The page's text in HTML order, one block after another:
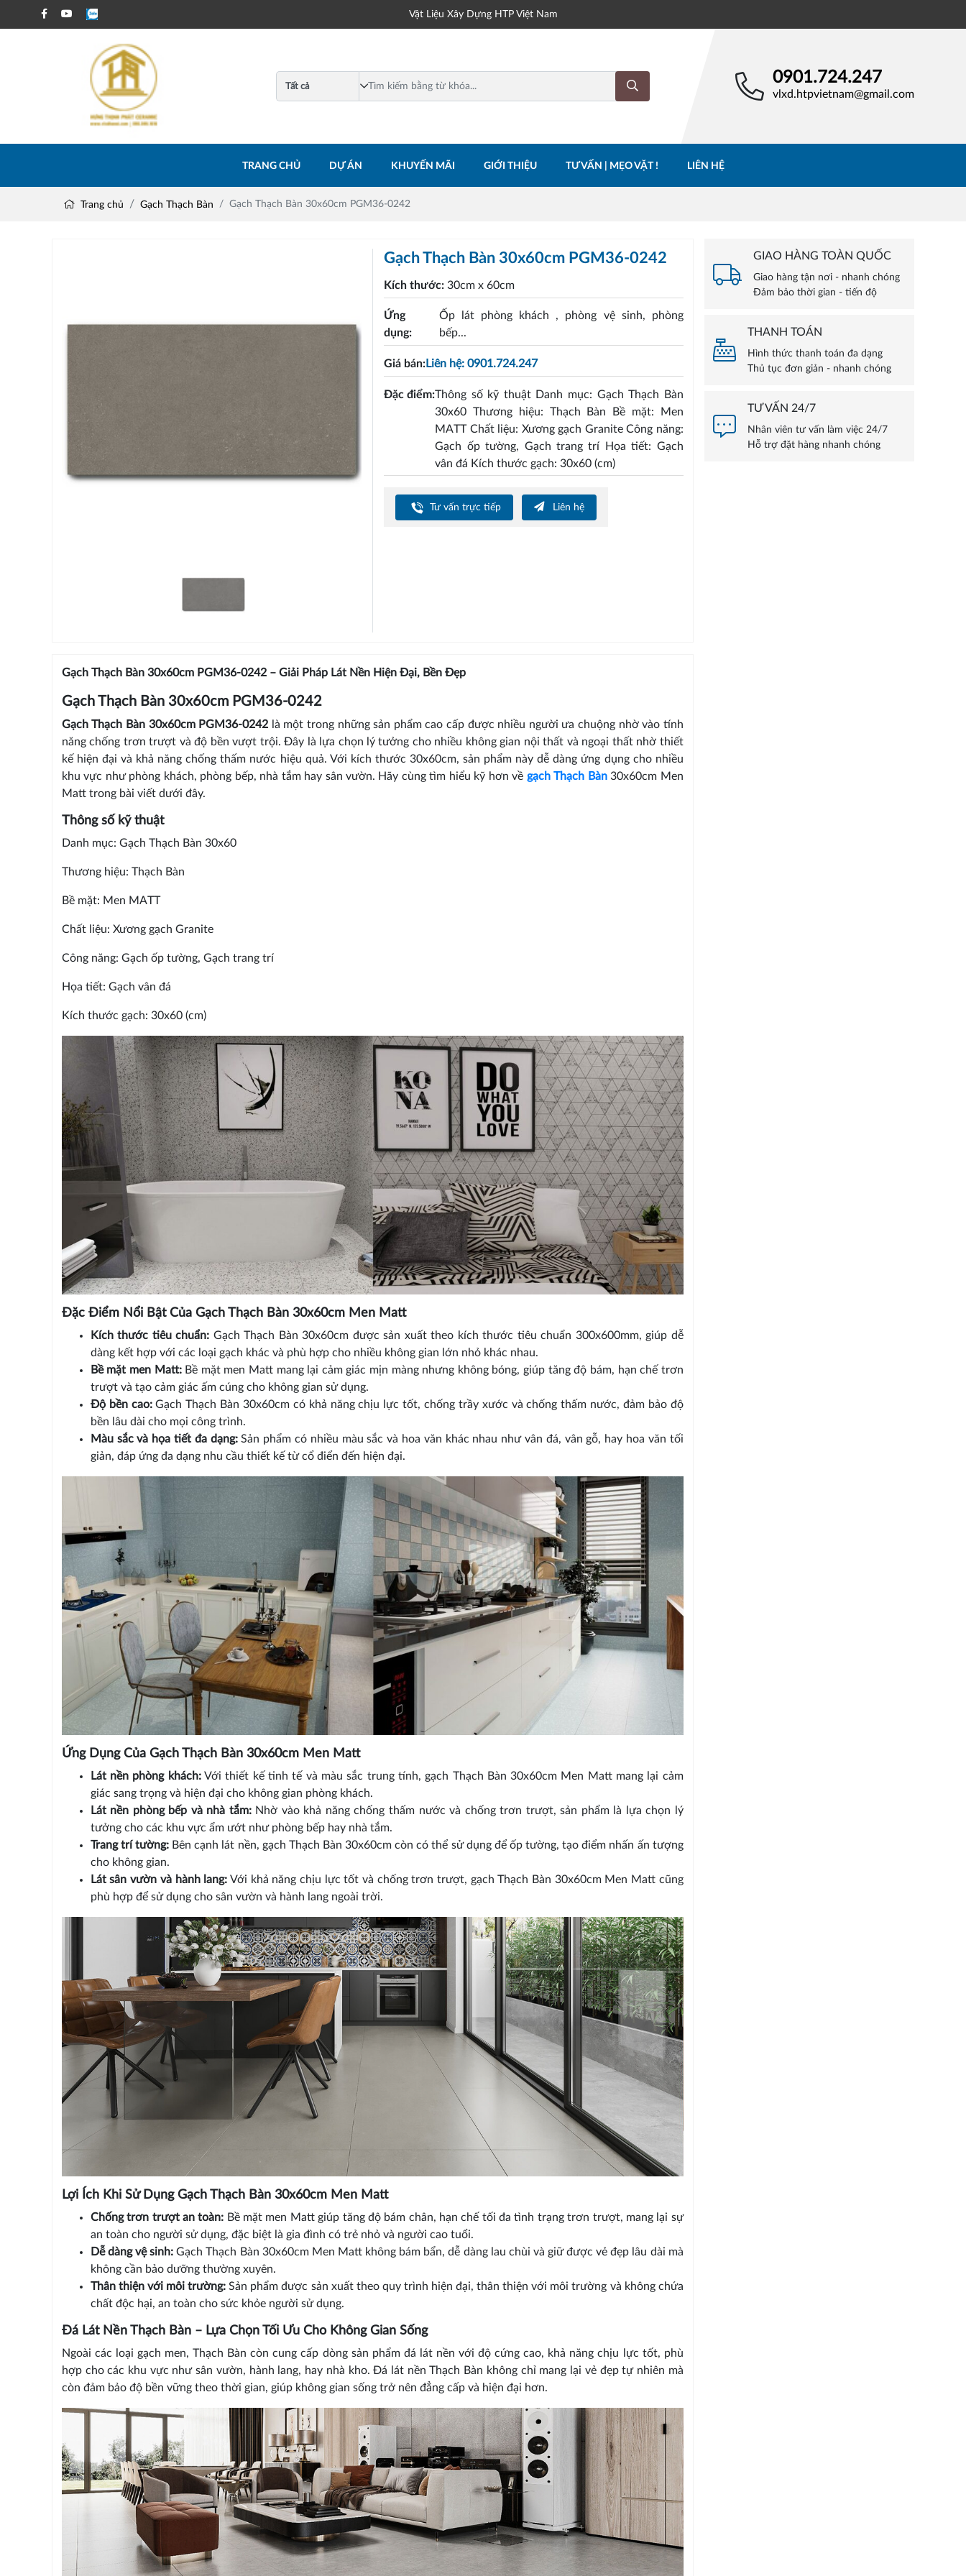
Vật Liệu Xây Dựng HTP Việt Nam
0901.724.247
vlxd.htpvietnam@gmail.com
TRANG CHỦ DỰ ÁN KHUYẾN MÃI GIỚI THIỆU TƯ VẤN | MẸO VẶT ! LIÊN HỆ
Trang chủ Gạch Thạch Bàn Gạch Thạch Bàn 30x60cm PGM36-0242
Gạch Thạch Bàn 30x60cm PGM36-0242
Kích thước:30cm x 60cm
Ứng
dụng:
Ốp lát phòng khách , phòng vệ sinh, phòng
bếp...
Giá bán:Liên hệ: 0901.724.247
Đặc điểm:Thông số kỹ thuật Danh mục: Gạch Thạch Bàn
30x60 Thương hiệu: Thạch Bàn Bề mặt: Men
MATT Chất liệu: Xương gạch Granite Công năng:
Gạch ốp tường, Gạch trang trí Họa tiết: Gạch
vân đá Kích thước gạch: 30x60 (cm)
Tư vấn trực tiếp Liên hệ
Gạch Thạch Bàn 30x60cm PGM36-0242 – Giải Pháp Lát Nền Hiện Đại, Bền Đẹp
Gạch Thạch Bàn 30x60cm PGM36-0242
Gạch Thạch Bàn 30x60cm PGM36-0242 là một trong những sản phẩm cao cấp được nhiều người ưa chuộng nhờ vào tính
năng chống trơn trượt và độ bền vượt trội. Đây là lựa chọn lý tưởng cho nhiều không gian nội thất và ngoại thất nhờ thiết
kế hiện đại và khả năng chống thấm nước hiệu quả. Với kích thước 30x60cm, sản phẩm này dễ dàng ứng dụng cho nhiều
khu vực như phòng khách, phòng bếp, nhà tắm hay sân vườn. Hãy cùng tìm hiểu kỹ hơn về gạch Thạch Bàn30x60cm Men
Matt trong bài viết dưới đây.
Thông số kỹ thuật
Danh mục: Gạch Thạch Bàn 30x60
Thương hiệu: Thạch Bàn
Bề mặt: Men MATT
Chất liệu: Xương gạch Granite
Công năng: Gạch ốp tường, Gạch trang trí
Họa tiết: Gạch vân đá
Kích thước gạch: 30x60 (cm)
Đặc Điểm Nổi Bật Của Gạch Thạch Bàn 30x60cm Men Matt
Kích thước tiêu chuẩn: Gạch Thạch Bàn 30x60cm được sản xuất theo kích thước tiêu chuẩn 300x600mm, giúp dễ
dàng kết hợp với các loại gạch khác và phù hợp cho nhiều không gian lớn nhỏ khác nhau.
Bề mặt men Matt:Bề mặt men Matt mang lại cảm giác mịn màng nhưng không bóng, giúp tăng độ bám, hạn chế trơn
trượt và tạo cảm giác ấm cúng cho không gian sử dụng.
Độ bền cao:Gạch Thạch Bàn 30x60cm có khả năng chịu lực tốt, chống trầy xước và chống thấm nước, đảm bảo độ
bền lâu dài cho mọi công trình.
Màu sắc và họa tiết đa dạng:Sản phẩm có nhiều màu sắc và hoa văn khác nhau như vân đá, vân gỗ, hay hoa văn tối
giản, đáp ứng đa dạng nhu cầu thiết kế từ cổ điển đến hiện đại.
Ứng Dụng Của Gạch Thạch Bàn 30x60cm Men Matt
Lát nền phòng khách:Với thiết kế tinh tế và màu sắc trung tính, gạch Thạch Bàn 30x60cm Men Matt mang lại cảm
giác sang trọng và hiện đại cho không gian phòng khách.
Lát nền phòng bếp và nhà tắm:Nhờ vào khả năng chống thấm nước và chống trơn trượt, sản phẩm là lựa chọn lý
tưởng cho các khu vực ẩm ướt như phòng bếp hay nhà tắm.
Trang trí tường: Bên cạnh lát nền, gạch Thạch Bàn 30x60cm còn có thể sử dụng để ốp tường, tạo điểm nhấn ấn tượng
cho không gian.
Lát sân vườn và hành lang: Với khả năng chịu lực tốt và chống trơn trượt, gạch Thạch Bàn 30x60cm Men Matt cũng
phù hợp để sử dụng cho sân vườn và hành lang ngoài trời.
Lợi Ích Khi Sử Dụng Gạch Thạch Bàn 30x60cm Men Matt
Chống trơn trượt an toàn: Bề mặt men Matt giúp tăng độ bám chân, hạn chế tối đa tình trạng trơn trượt, mang lại sự
an toàn cho người sử dụng, đặc biệt là gia đình có trẻ nhỏ và người cao tuổi.
Dễ dàng vệ sinh: Gạch Thạch Bàn 30x60cm Men Matt không bám bẩn, dễ dàng lau chùi và giữ được vẻ đẹp lâu dài mà
không cần bảo dưỡng thường xuyên.
Thân thiện với môi trường: Sản phẩm được sản xuất theo quy trình hiện đại, thân thiện với môi trường và không chứa
chất độc hại, an toàn cho sức khỏe người sử dụng.
Đá Lát Nền Thạch Bàn – Lựa Chọn Tối Ưu Cho Không Gian Sống
Ngoài các loại gạch men, Thạch Bàn còn cung cấp dòng sản phẩm đá lát nền với độ cứng cao, khả năng chịu lực tốt, phù
hợp cho các khu vực như sân vườn, hành lang, hay nhà kho. Đá lát nền Thạch Bàn không chỉ mang lại vẻ đẹp tự nhiên mà
còn đảm bảo độ bền vững theo thời gian, giúp không gian sống trở nên đẳng cấp và hiện đại hơn.
GIAO HÀNG TOÀN QUỐC
Giao hàng tận nơi - nhanh chóng
Đảm bảo thời gian - tiến độ
THANH TOÁN
Hình thức thanh toán đa dạng
Thủ tục đơn giản - nhanh chóng
TƯ VẤN 24/7
Nhân viên tư vấn làm việc 24/7
Hỗ trợ đặt hàng nhanh chóng